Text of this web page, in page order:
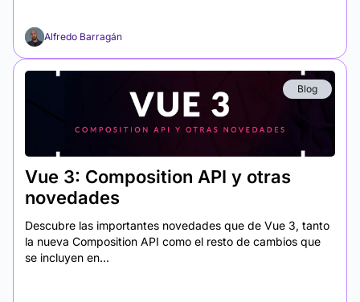
Alfredo Barragán
Blog
Vue 3: Composition API y otras
novedades
Descubre las importantes novedades que de Vue 3, tanto
la nueva Composition API como el resto de cambios que
se incluyen en...